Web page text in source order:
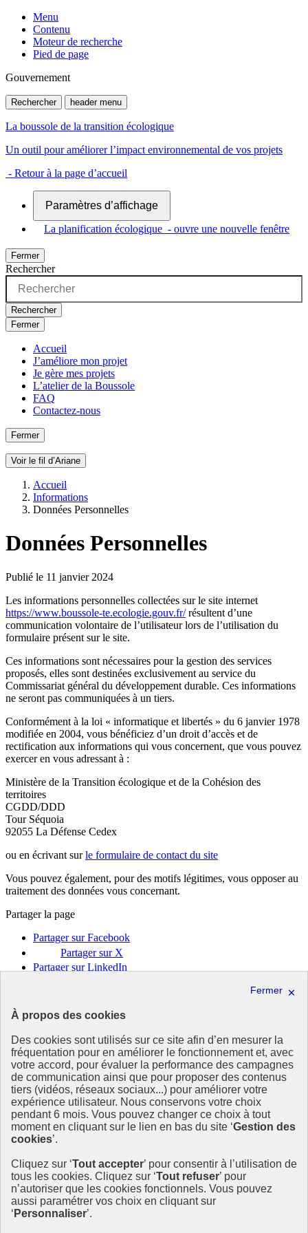
Menu
Contenu
Moteur de recherche
Pied de page
Gouvernement
Rechercher header menu
La boussole de la transition écologique
Un outil pour améliorer l’impact environnemental de vos projets
- Retour à la page d’accueil
Paramètres d’affichage
La planification écologique - ouvre une nouvelle fenêtre
Fermer
Rechercher
Rechercher
Fermer
Accueil
J’améliore mon projet
Je gère mes projets
L’atelier de la Boussole
FAQ
Contactez-nous
Fermer
Voir le fil d’Ariane
Accueil
Informations
Données Personnelles
Données Personnelles
Publié le 11 janvier 2024
Les informations personnelles collectées sur le site internet
https://www.boussole-te.ecologie.gouv.fr/résultent d’une
communication volontaire de l’utilisateur lors de l’utilisation du
formulaire présent sur le site.
Ces informations sont nécessaires pour la gestion des services
proposés, elles sont destinées exclusivement au service du
Commissariat général du développement durable. Ces informations
ne seront pas communiquées à un tiers.
Conformément à la loi « informatique et libertés » du 6 janvier 1978
modifiée en 2004, vous bénéficiez d’un droit d’accès et de
rectification aux informations qui vous concernent, que vous pouvez
exercer en vous adressant à :
Ministère de la Transition écologique et de la Cohésion des
territoires
CGDD/DDD
Tour Séquoia
92055 La Défense Cedex
ou en écrivant surle formulaire de contact du site
Vous pouvez également, pour des motifs légitimes, vous opposer au
traitement des données vous concernant.
Partager la page
Partager sur Facebook
Partager sur X
Partager sur LinkedIn
Gouvernement
Ce site est administré par le Commissariat général au développement
durable / ministère de la Transition écologique, de la Biodiversité et
des Négociations internationales sur le climat et la nature. La
boussole de la transition écologique a été conçu par le Département
des Territoires en charge de l’accompagnement des territoires dans
leur démarche de transition écologique. Les questions, ressources et
actions inspirantes ont été construites en partenariat avec les
legifrance.gouv.fr- ouvre une nouvelle fenêtre
info.gouv.fr - ouvre une nouvelle fenêtre
service-public.fr- ouvre une nouvelle fenêtre
data.gouv.fr- ouvre une nouvelle fenêtre
À propos des cookies
Des cookies sont utilisés sur ce site afin d’en mesurer la
fréquentation pour en améliorer le fonctionnement et, avec
votre accord, pour évaluer la performance des campagnes
de communication ainsi que pour proposer des contenus
tiers (vidéos, réseaux sociaux...) pour améliorer votre
expérience utilisateur. Nous conservons votre choix
pendant 6 mois. Vous pouvez changer ce choix à tout
moment en cliquant sur le lien en bas du site ‘Gestion des
cookies’.
Cliquez sur ‘Tout accepter’ pour consentir à l’utilisation de
tous les cookies. Cliquez sur ‘Tout refuser’ pour
n’autoriser que les cookies fonctionnels. Vous pouvez
aussi paramétrer vos choix en cliquant sur
‘ Personnaliser’.